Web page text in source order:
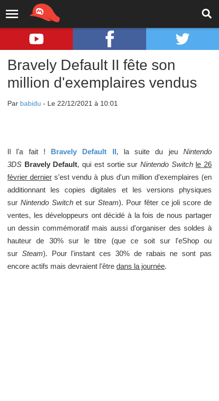
Bravely Default II fête son
million d'exemplaires vendus
Par babidu - Le 22/12/2021 à 10:01
Il l'a fait ! Bravely Default II, la suite du jeuNintendo
3DS Bravely Default, qui est sortie sur Nintendo Switch le 26
février dernier s'est vendu à plus d'un million d'exemplaires (en
additionnant les copies digitales et les versions physiques
sur Nintendo Switchet surSteam). Pour fêter ce joli score de
ventes, les développeurs ont décidé à la fois de nous partager
un dessin commémoratif mais aussi d'organiser des soldes à
hauteur de 30% sur le titre (que ce soit sur l'eShop ou
sur Steam). Pour l'instant ces 30% de rabais ne sont pas
encore actifs mais devraient l'être dans la journée.